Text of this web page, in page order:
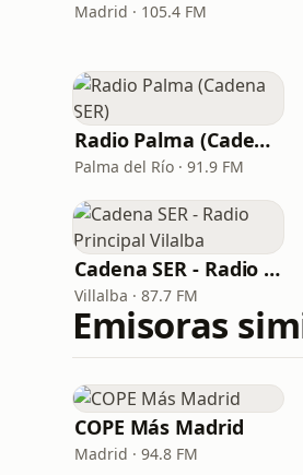
Madrid · 105.4 FM
Radio Palma (Cadena SER)
Palma del Río · 91.9 FM
Cadena SER - Radio Principal Vilalba
Villalba · 87.7 FM
Emisoras
COPE Más Madrid
Madrid · 94.8 FM